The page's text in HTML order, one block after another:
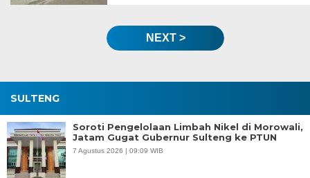
NEXT >
SULTENG
Soroti Pengelolaan Limbah Nikel di Morowali,
Jatam Gugat Gubernur Sulteng ke PTUN
7 Agustus 2026 | 09:09 WIB